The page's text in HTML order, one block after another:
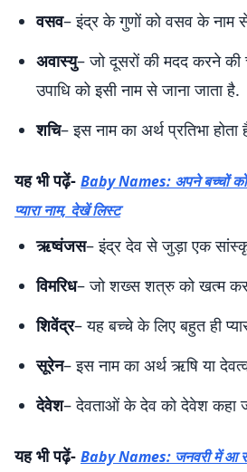
वसव– इंद्र के गुणों को वसव के नाम से
अवास्यु– जो दूसरों की मदद करने की
उपाधि को इसी नाम से जाना जाता है.
शचि– इस नाम का अर्थ प्रतिभा होता
यह भी पढ़ें- Baby Names: अपने बच्चों को
प्यारा नाम, देखें लिस्ट
ऋष्‍वंजस– इंद्र देव से जुड़ा एक
विमरिध– जो शख्स शत्रु को खत्म
शिवेंद्र– यह बच्चे के लिए बहुत ही
सूरेन– इस नाम का अर्थ ऋषि या
देवेश– देवताओं के देव को देवेश कहा
यह भी पढ़ें- Baby Names: जनवरी में आ रहे